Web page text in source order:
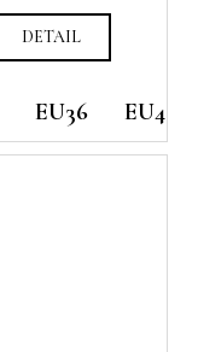
DETAIL
EU36 EU40